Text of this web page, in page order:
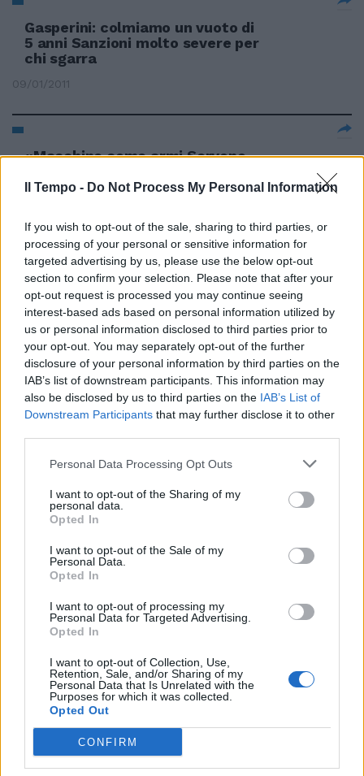
Il Tempo - Do Not Process My Personal Information
If you wish to opt-out of the sale, sharing to third parties, or
processing of your personal or sensitive information for
targeted advertising by us, please use the below opt-out
section to confirm your selection. Please note that after your
opt-out request is processed you may continue seeing
interest-based ads based on personal information utilized by
us or personal information disclosed to third parties prior to
your opt-out. You may separately opt-out of the further
disclosure of your personal information by third parties on the
IAB’s list of downstream participants. This information may
also be disclosed by us to third parties on the IAB’s List of
Downstream Participants that may further disclose it to other
Personal Data Processing Opt Outs
I want to opt-out of the Sharing of my
personal data.
Opted In
I want to opt-out of the Sale of my
Personal Data.
Opted In
I want to opt-out of processing my
Personal Data for Targeted Advertising.
Opted In
I want to opt-out of Collection, Use,
Retention, Sale, and/or Sharing of my
Personal Data that Is Unrelated with the
Purposes for which it was collected.
Opted Out
CONFIRM
Gasperini: colmiamo un vuoto di
5 anni Sanzioni molto severe per
chi sgarra
09/01/2011
«Macchine come armi Servono
07/11/2010
Ecco come riconoscere lo
stalker
22/08/2010
Regole più severe per i restauri
chimica è inutile, abbiamo
norme severe"
Pene così severe come l'arresto
fino a tre anni e controlli ...
BIGLIETTI gratis per gli under 14
negli stadi; pene più severe per
chi è responsabile di lesioni
gravissime ...